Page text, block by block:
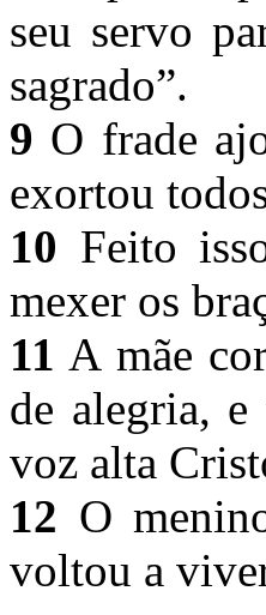
seu servo
sagrado”.
9 O frade
exortou
10 Feito
mexer os
11 A mãe
de alegria,
voz alta
12 O
voltou a